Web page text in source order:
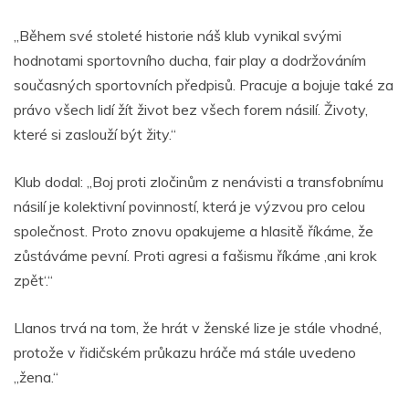
„Během své stoleté historie náš klub vynikal svými
hodnotami sportovního ducha, fair play a dodržováním
současných sportovních předpisů. Pracuje a bojuje také za
právo všech lidí žít život bez všech forem násilí. Životy,
které si zaslouží být žity.“
Klub dodal: „Boj proti zločinům z nenávisti a transfobnímu
násilí je kolektivní povinností, která je výzvou pro celou
společnost. Proto znovu opakujeme a hlasitě říkáme, že
zůstáváme pevní. Proti agresi a fašismu říkáme ‚ani krok
zpět‘.“
Llanos trvá na tom, že hrát v ženské lize je stále vhodné,
protože v řidičském průkazu hráče má stále uvedeno
„žena.“